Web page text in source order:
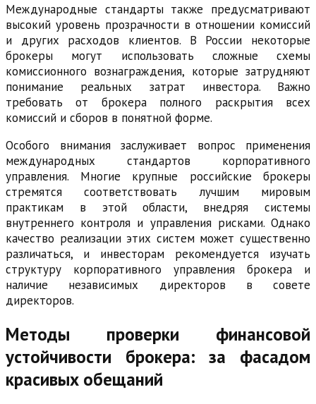
Международные стандарты также предусматривают
высокий уровень прозрачности в отношении комиссий
и других расходов клиентов. В России некоторые
брокеры могут использовать сложные схемы
комиссионного вознаграждения, которые затрудняют
понимание реальных затрат инвестора. Важно
требовать от брокера полного раскрытия всех
комиссий и сборов в понятной форме.
Особого внимания заслуживает вопрос применения
международных стандартов корпоративного
управления. Многие крупные российские брокеры
стремятся соответствовать лучшим мировым
практикам в этой области, внедряя системы
внутреннего контроля и управления рисками. Однако
качество реализации этих систем может существенно
различаться, и инвесторам рекомендуется изучать
структуру корпоративного управления брокера и
наличие независимых директоров в совете
директоров.
Методы проверки финансовой
устойчивости брокера: за фасадом
красивых обещаний